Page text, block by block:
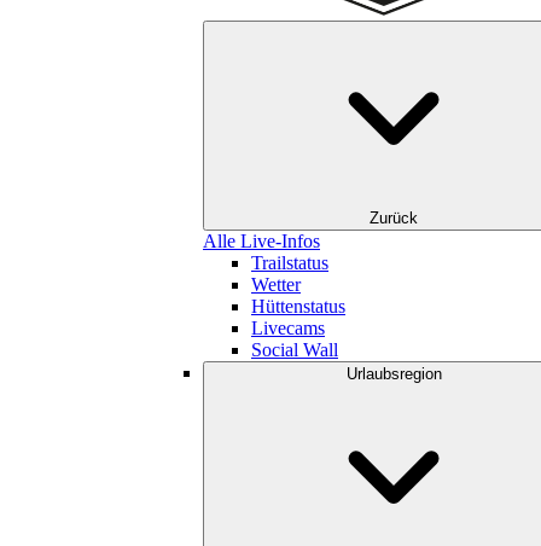
Zurück
Alle Live-Infos
Trailstatus
Wetter
Hüttenstatus
Livecams
Social Wall
Urlaubsregion